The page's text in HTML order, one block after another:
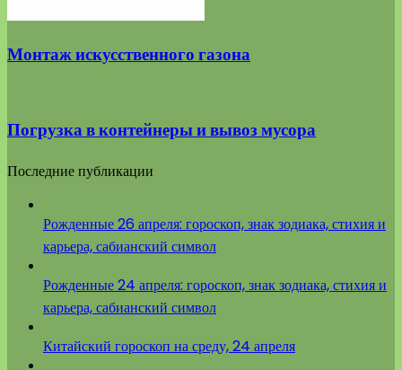
Монтаж искусственного газона
Погрузка в контейнеры и вывоз мусора
Последние публикации
Рожденные 26 апреля: гороскоп, знак зодиака, стихия и
карьера, сабианский символ
Рожденные 24 апреля: гороскоп, знак зодиака, стихия и
карьера, сабианский символ
Китайский гороскоп на среду, 24 апреля